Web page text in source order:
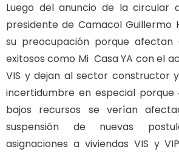
Luego del anuncio de la circular
presidente de Camacol Guillermo
su preocupación porque
exitosos como Mi Casa YA con el
VIS y dejan al sector constructor
incertidumbre en especial
bajos recursos se verían
suspensión de nuevas
asignaciones a viviendas VIS y